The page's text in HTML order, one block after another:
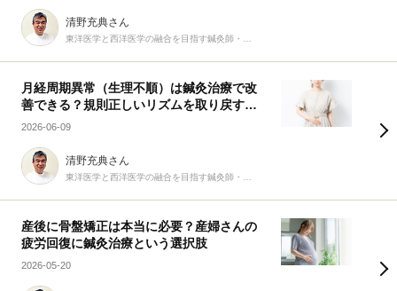
清野充典さん
月経周期異常（生理不順）は鍼灸治療で改
善できる？規則正しいリズムを取り戻す9
つの生活習慣
2026-06-09
清野充典さん
産後に骨盤矯正は本当に必要？産婦さんの
疲労回復に鍼灸治療という選択肢
2026-05-20